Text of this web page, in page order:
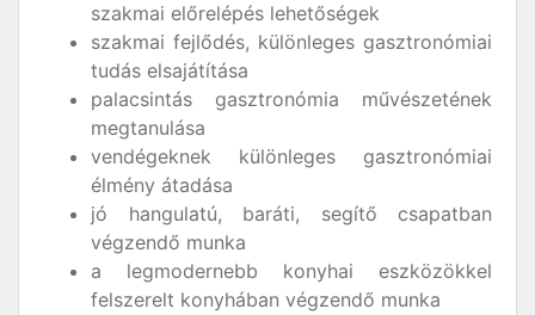
szakmai előrelépés lehetőségek
szakmai fejlődés, különleges gasztronómiai
tudás elsajátítása
palacsintás gasztronómia művészetének
megtanulása
vendégeknek különleges gasztronómiai
élmény átadása
jó hangulatú, baráti, segítő csapatban
végzendő munka
a legmodernebb konyhai eszközökkel
felszerelt konyhában végzendő munka